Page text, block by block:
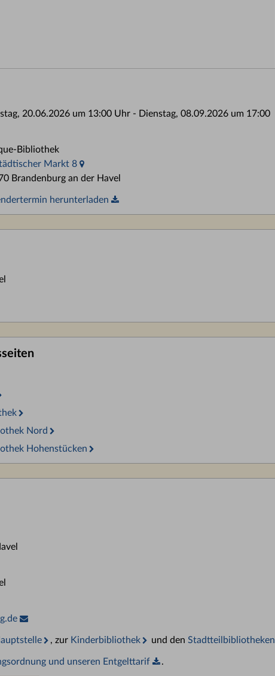
20.06.2026 um 13:00 Uhr - Dienstag, 08.09.2026 um 17:00
Bibliothek
Markt 8
Brandenburg an der Havel
herunterladen
Nord
Hohenstücken
, zur Kinderbibliothek und den Stadtteilbibliotheken
und unseren Entgelttarif .